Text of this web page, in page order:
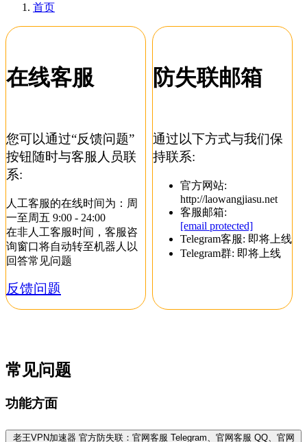
首页
在线客服
您可以通过“反馈问题”
按钮随时与客服人员联
系:
人工客服的在线时间为：周
一至周五 9:00 - 24:00
在非人工客服时间，客服咨
询窗口将自动转至机器人以
回答常见问题
反馈问题
防失联邮箱
通过以下方式与我们保
持联系:
官方网站:
http://laowangjiasu.net
客服邮箱:
[email protected]
Telegram客服: 即将上线
Telegram群: 即将上线
常见问题
功能方面
老王VPN加速器 官方防失联：官网客服 Telegram、官网客服 QQ、官网